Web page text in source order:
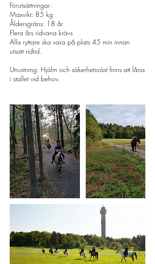
Förutsättningar:
Maxvikt: 85 kg
Åldersgräns: 18 år
Flera års ridvana krävs
Alla ryttare ska vara på plats 45 min innan
utsatt ridtid.
Utrustning: Hjälm och säkerhetsväst finns att låna
i stallet vid behov.